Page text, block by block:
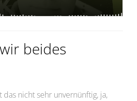
beides
nicht sehr unvernünftig, ja,